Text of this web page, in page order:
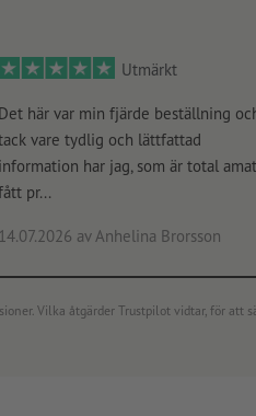
Utmärkt
Det här var min fjärde beställning
vare tydlig och lättfattad
information har jag, som är total
pr...
14.07.2026 av Anhelina Brorsson
Vilka åtgärder Trustpilot vidtar, för att